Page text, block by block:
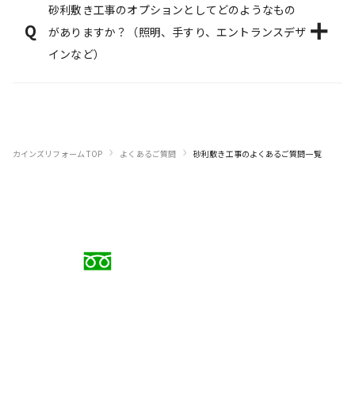
Q
砂利敷き工事のオプションとしてどのようなもの
がありますか？（照明、手すり、エントランスデザ
インなど）
カインズリフォーム TOP › よくあるご質問 › 砂利敷き工事のよくあるご質問一覧